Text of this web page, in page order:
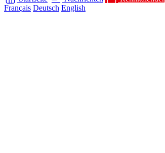
Français Deutsch English